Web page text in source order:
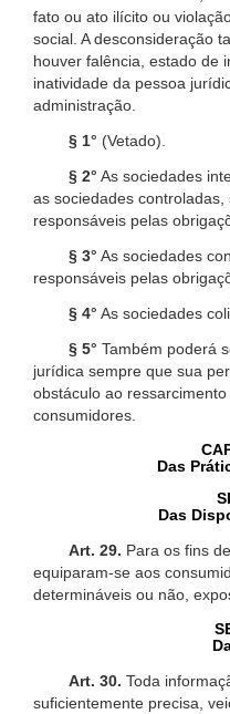
fato ou ato ilícito ou
social. A desconsideração
houver falência, estado de
inatividade da pessoa
administração.
§ 1° (Vetado).
§ 2° As sociedades
as sociedades
responsáveis pelas
§ 3° As sociedades
responsáveis pelas
§ 4° As sociedades
§ 5° Também poderá
jurídica sempre que sua
obstáculo ao
consumidores.
Das
Das
Art. 29. Para os fins
equiparam-se aos
determináveis ou não,
Art. 30. Toda
suficientemente precisa,